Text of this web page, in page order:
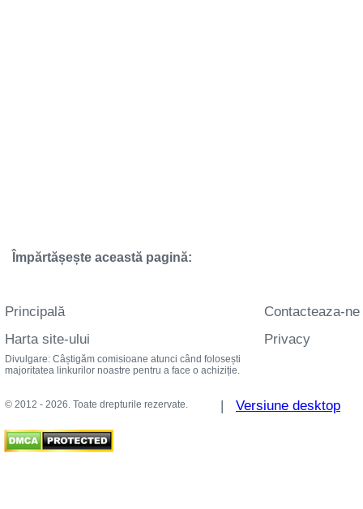
Împărtășește această pagină:
Principală
Harta site-ului
Contacteaza-ne
Privacy
Divulgare: Câștigăm comisioane atunci când folosești
majoritatea linkurilor noastre pentru a face o achiziție.
© 2012 - 2026. Toate drepturile rezervate. | Versiune desktop